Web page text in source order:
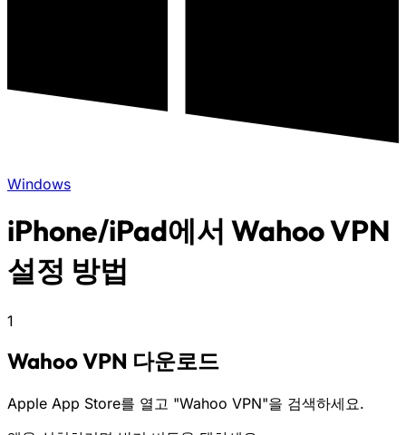
Windows
iPhone/iPad에서 Wahoo VPN
설정 방법
1
Wahoo VPN 다운로드
Apple App Store를 열고 "Wahoo VPN"을 검색하세요.